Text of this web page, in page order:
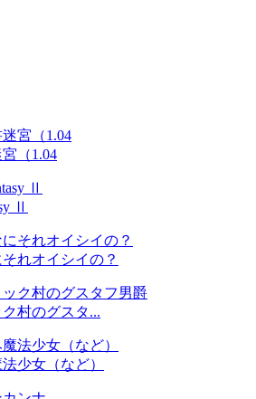
（1.04
Ⅱ
れオイシイの？
村のグスタ...
少女（など）